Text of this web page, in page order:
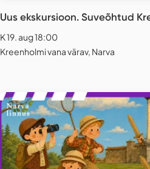
Uus ekskursioon. Suveõhtud
K 19. aug 18:00
Kreenholmi vana värav, Narva